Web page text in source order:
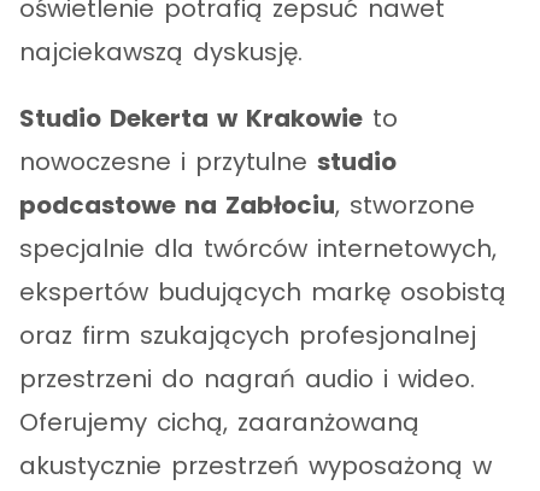
oświetlenie potrafią zepsuć nawet
najciekawszą dyskusję.
Studio Dekerta w Krakowie to
nowoczesne i przytulne studio
podcastowe na Zabłociu, stworzone
specjalnie dla twórców internetowych,
ekspertów budujących markę osobistą
oraz firm szukających profesjonalnej
przestrzeni do nagrań audio i wideo.
Oferujemy cichą, zaaranżowaną
akustycznie przestrzeń wyposażoną w